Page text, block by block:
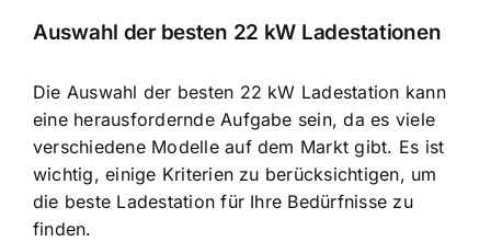
Auswahl der besten 22 kW Ladestationen
Die Auswahl der besten 22 kW Ladestation kann
eine herausfordernde Aufgabe sein, da es viele
verschiedene Modelle auf dem Markt gibt. Es ist
wichtig, einige Kriterien zu berücksichtigen, um
die beste Ladestation für Ihre Bedürfnisse zu
finden.